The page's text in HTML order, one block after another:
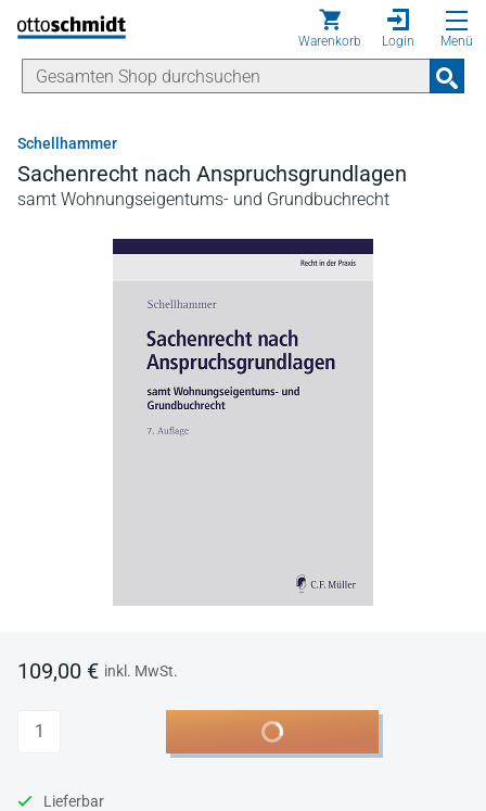
Direkt zum Inhalt
Warenkorb Login Menü
Schellhammer
Sachenrecht nach Anspruchsgrundlagen
samt Wohnungseigentums- und Grundbuchrecht
109,00 € inkl. MwSt.
Anzahl In den Warenkorb
Lieferbar